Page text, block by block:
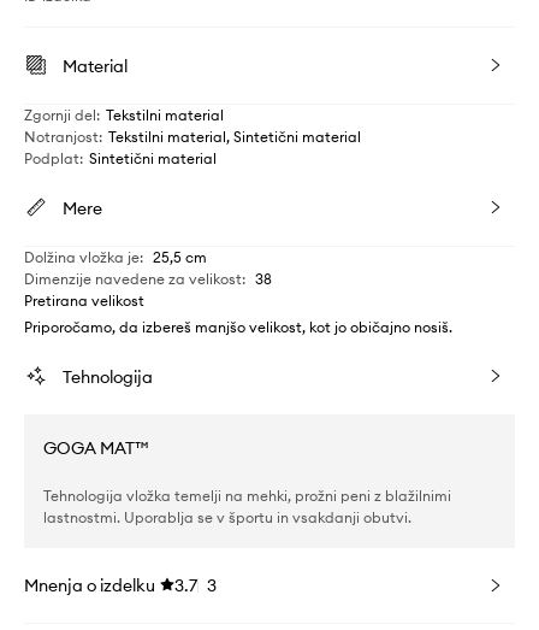
Material
Zgornji del: Tekstilni material
Notranjost: Tekstilni material, Sintetični material
Podplat: Sintetični material
Mere
Dolžina vložka je: 25,5 cm
Dimenzije navedene za velikost: 38
Pretirana velikost
Priporočamo, da izbereš manjšo velikost, kot jo običajno nosiš.
Tehnologija
GOGA MAT™
Tehnologija vložka temelji na mehki, prožni peni z blažilnimi
lastnostmi. Uporablja se v športu in vsakdanji obutvi.
Mnenja o izdelku 3.7 3